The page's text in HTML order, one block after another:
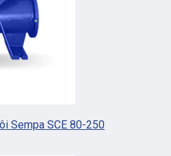
Sempa SCE 80-250